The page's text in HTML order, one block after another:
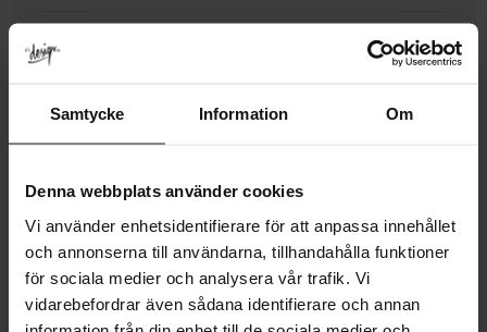
Samtycke Information Om
Denna webbplats använder cookies
Vi använder enhetsidentifierare för att anpassa innehållet
och annonserna till användarna, tillhandahålla funktioner
för sociala medier och analysera vår trafik. Vi
vidarebefordrar även sådana identifierare och annan
Relaterte produkter